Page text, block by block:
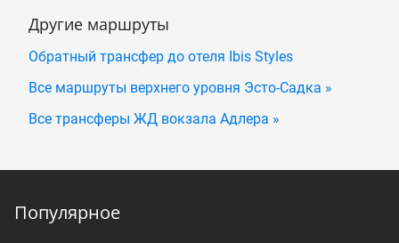
Другие маршруты
Обратный трансфер до отеля Ibis Styles
Все маршруты верхнего уровня Эсто-Садка »
Все трансферы ЖД вокзала Адлера »
Популярное